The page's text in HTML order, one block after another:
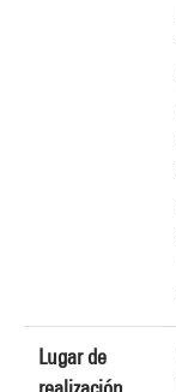
Lugar de